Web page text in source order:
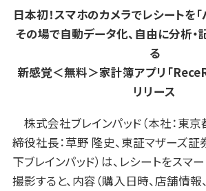
日本初！スマホのカメラでレシートを
その場で自動データ化、自由に分析・
る
新感覚＜無料＞家計簿アプリ「
リリース
株式会社ブレインパッド（本社：東
締役社長：草野 隆史、東証マザーズ証
下ブレインパッド）は、レシートをスマ
撮影すると、内容（購入日時、店舗情報